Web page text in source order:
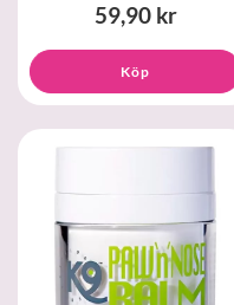
59,90 kr
Köp